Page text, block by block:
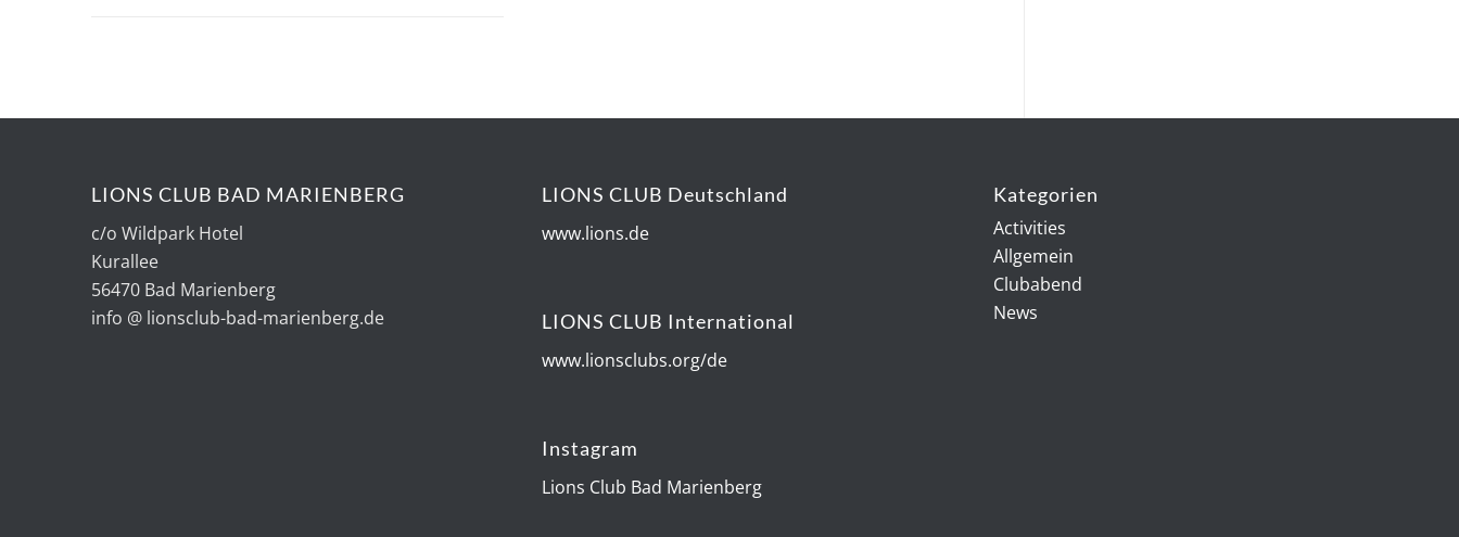
LIONS CLUB BAD MARIENBERG
c/o Wildpark Hotel
Kurallee
56470 Bad Marienberg
info @ lionsclub-bad-marienberg.de
LIONS CLUB Deutschland
www.lions.de
LIONS CLUB International
www.lionsclubs.org/de
Instagram
Lions Club Bad Marienberg
Kategorien
Activities
Allgemein
Clubabend
News